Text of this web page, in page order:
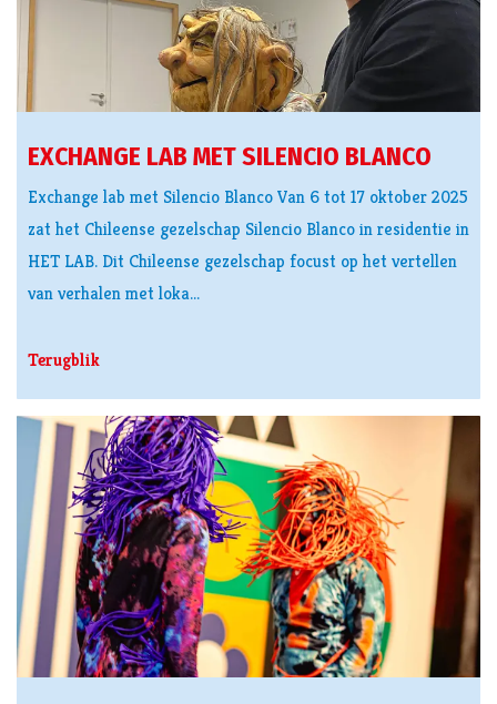
EXCHANGE LAB MET SILENCIO BLANCO
Exchange lab met Silencio Blanco Van 6 tot 17 oktober 2025
zat het Chileense gezelschap Silencio Blanco in residentie in
HET LAB. Dit Chileense gezelschap focust op het vertellen
van verhalen met loka…
Terugblik